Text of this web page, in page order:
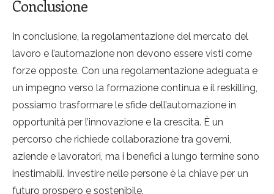
Conclusione
In conclusione, la regolamentazione del mercato del
lavoro e l’automazione non devono essere visti come
forze opposte. Con una regolamentazione adeguata e
un impegno verso la formazione continua e il reskilling,
possiamo trasformare le sfide dell’automazione in
opportunità per l’innovazione e la crescita. È un
percorso che richiede collaborazione tra governi,
aziende e lavoratori, ma i benefici a lungo termine sono
inestimabili. Investire nelle persone è la chiave per un
futuro prospero e sostenibile.